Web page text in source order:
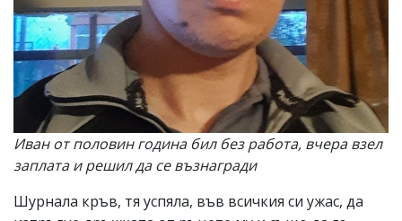
Иван от половин година бил без работа, вчера взел
заплата и решил да се възнагради
Шурнала кръв, тя успяла, във всичкия си ужас, да